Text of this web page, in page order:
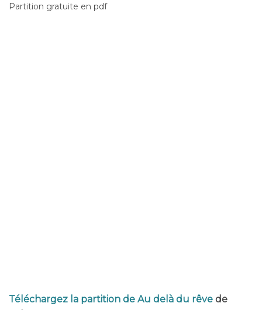
Partition gratuite en pdf
Téléchargez la partition de Au delà du rêve de